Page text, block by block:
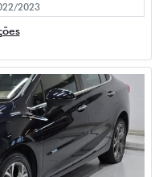
FLEX PREMIER